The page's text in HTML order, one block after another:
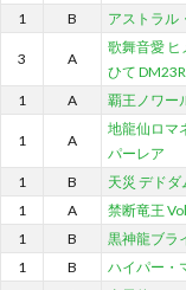
1
B アストラル
3 A
歌舞音愛 ヒ
ひて
1 A 覇王ノワー
1 A
地龍仙ロマ
パーレア
1 B 天災 デドダ
1
A 禁断竜王
1
B 黒神龍ブラ
1
B ハイパー・